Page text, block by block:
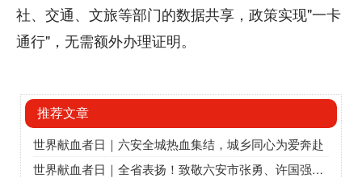
社、交通、文旅等部门的数据共享，政策实现"一卡
通行"，无需额外办理证明。
推荐文章
世界献血者日｜六安全城热血集结，城乡同心为爱奔赴
世界献血者日｜全省表扬！致敬六安市张勇、许国强、王宇、裕安区卫健委